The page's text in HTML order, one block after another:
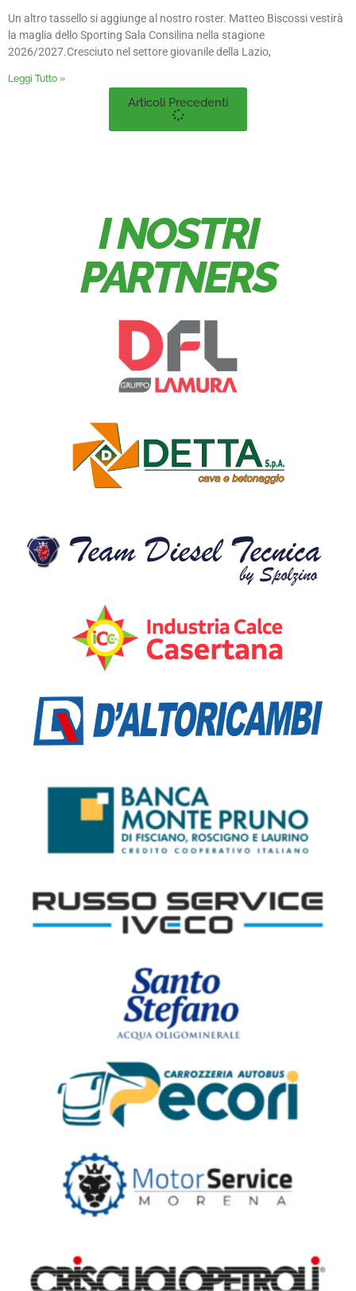
Un altro tassello si aggiunge al nostro roster. Matteo Biscossi vestirà
la maglia dello Sporting Sala Consilina nella stagione
2026/2027.Cresciuto nel settore giovanile della Lazio,
Leggi Tutto »
Articoli Precedenti
I NOSTRI
PARTNERS